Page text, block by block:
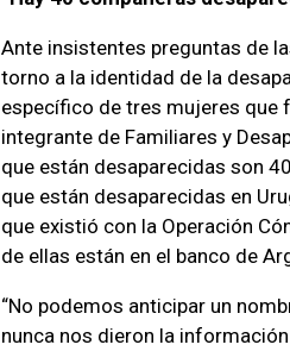
Ante insistentes preguntas de
torno a la identidad de la
específico de tres mujeres que
integrante de Familiares y
que están desaparecidas son
que están desaparecidas en
que existió con la Operación
de ellas están en el banco de
“No podemos anticipar un
nunca nos dieron la